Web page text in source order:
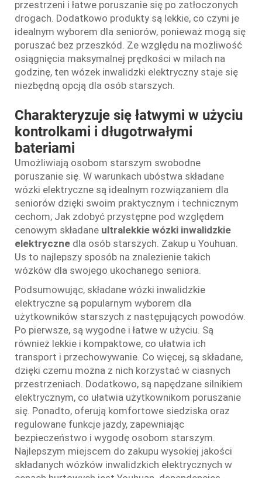
przestrzeni i łatwe poruszanie się po zatłoczonych
drogach. Dodatkowo produkty są lekkie, co czyni je
idealnym wyborem dla seniorów, ponieważ mogą się
poruszać bez przeszkód. Ze względu na możliwość
osiągnięcia maksymalnej prędkości w milach na
godzinę, ten wózek inwalidzki elektryczny staje się
niezbędną opcją dla osób starszych.
Charakteryzuje się łatwymi w użyciu
kontrolkami i długotrwałymi
bateriami
Umożliwiają osobom starszym swobodne
poruszanie się. W warunkach ubóstwa składane
wózki elektryczne są idealnym rozwiązaniem dla
seniorów dzięki swoim praktycznym i technicznym
cechom; Jak zdobyć przystępne pod względem
cenowym składane ultralekkie wózki inwalidzkie
elektryczne dla osób starszych. Zakup u Youhuan.
Us to najlepszy sposób na znalezienie takich
wózków dla swojego ukochanego seniora.
Podsumowując, składane wózki inwalidzkie
elektryczne są popularnym wyborem dla
użytkowników starszych z następujących powodów.
Po pierwsze, są wygodne i łatwe w użyciu. Są
również lekkie i kompaktowe, co ułatwia ich
transport i przechowywanie. Co więcej, są składane,
dzięki czemu można z nich korzystać w ciasnych
przestrzeniach. Dodatkowo, są napędzane silnikiem
elektrycznym, co ułatwia użytkownikom poruszanie
się. Ponadto, oferują komfortowe siedziska oraz
regulowane funkcje jazdy, zapewniając
bezpieczeństwo i wygodę osobom starszym.
Najlepszym miejscem do zakupu wysokiej jakości
składanych wózków inwalidzkich elektrycznych w